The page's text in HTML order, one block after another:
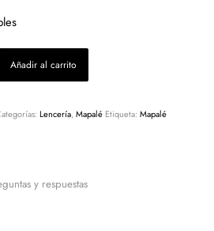
Añadir al carrito
Lencería,Mapalé Etiqueta: Mapalé
y respuestas